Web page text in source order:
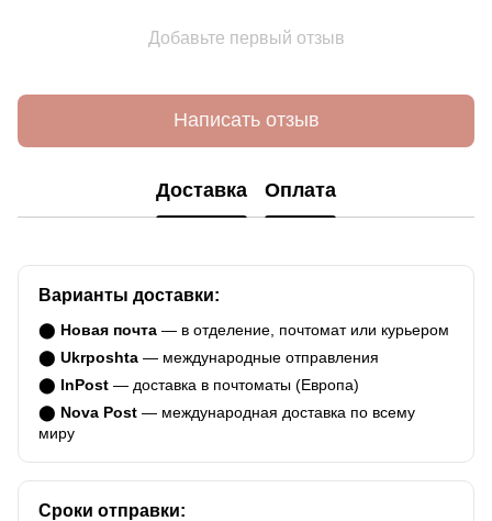
Добавьте первый отзыв
Написать отзыв
Доставка Оплата
Варианты доставки:
⬤ Новая почта — в отделение, почтомат или курьером
⬤ Ukrposhta — международные отправления
⬤ InPost — доставка в почтоматы (Европа)
⬤ Nova Post — международная доставка по всему
миру
Сроки отправки: